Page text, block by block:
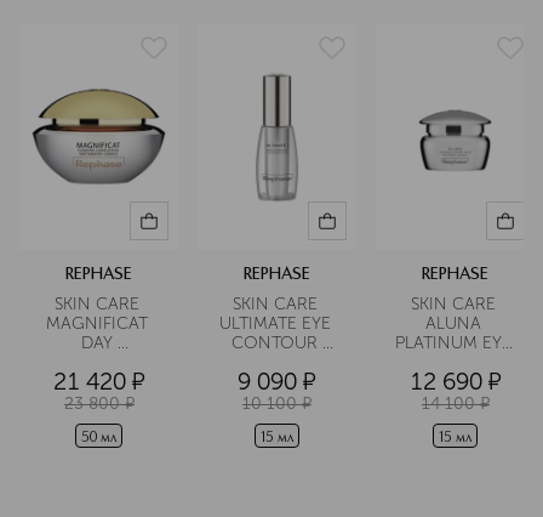
REPHASE
SKIN CARE
MAGNIFICAT
DAY
Крем дневной
антивозрастной
восстанавливающий
21 420 ¤
23 800 ¤
50 мл
REPHASE
SKIN CARE
ULTIMATE EYE
CONTOUR
кожи вокруг
глаз против
морщин
9 090 ¤
10 100 ¤
15 мл
REPHASE
SKIN CARE
ALUNA
PLATINUM EYE
Крем для кожи
вокруг глаз
антивозрастной
укрепляющий
12 690 ¤
14 100 ¤
15 мл